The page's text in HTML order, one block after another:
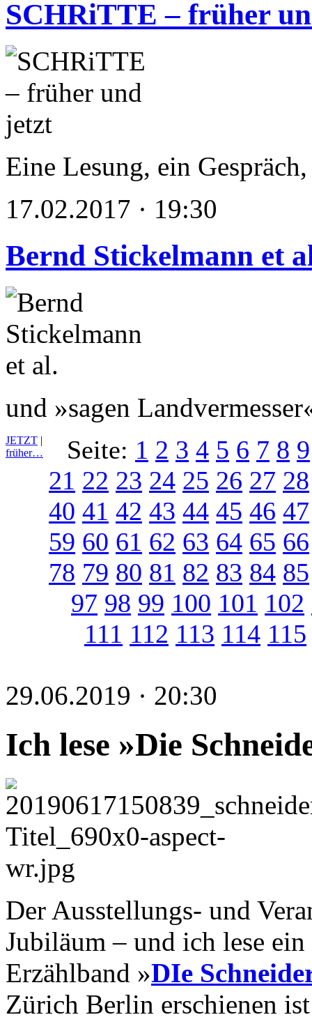
SCHRiTTE – früher
Eine Lesung, ein
17.02.2017 · 19:30
Bernd Stickelmann et
und »sagen
JETZT |
früher…
Seite: 1 2 3 4 5 6 7 8 9
21 22 23 24 25 26 27 28
40 41 42 43 44 45 46 47
59 60 61 62 63 64 65 66
78 79 80 81 82 83 84 85
97 98 99 100 101 102
111 112 113 114 115
29.06.2019 · 20:30
Ich lese »Die
Der Ausstellungs- und
Jubiläum – und ich lese ein
Erzählband »DIe
Zürich Berlin erschienen